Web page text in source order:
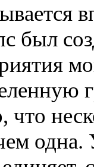
был
что
одна.